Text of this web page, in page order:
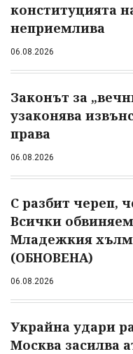
конституцията
неприемлива
06.08.2026
Законът за
узаконява
права
06.08.2026
С разбит череп,
Всички
Младежкия хълм
(ОБНОВЕНА)
06.08.2026
Украйна удари
Москва засилва